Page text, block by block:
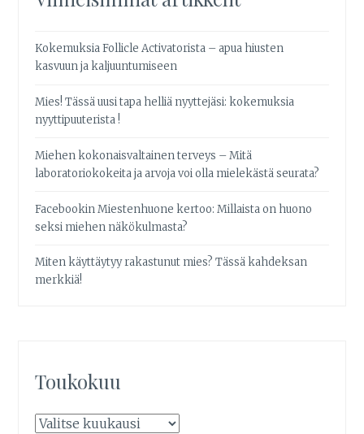
Kokemuksia Follicle Activatorista – apua hiusten
kasvuun ja kaljuuntumiseen
Mies! Tässä uusi tapa helliä nyyttejäsi: kokemuksia
nyyttipuuterista !
Miehen kokonaisvaltainen terveys – Mitä
laboratoriokokeita ja arvoja voi olla mielekästä seurata?
Facebookin Miestenhuone kertoo: Millaista on huono
seksi miehen näkökulmasta?
Miten käyttäytyy rakastunut mies? Tässä kahdeksan
merkkiä!
Toukokuu